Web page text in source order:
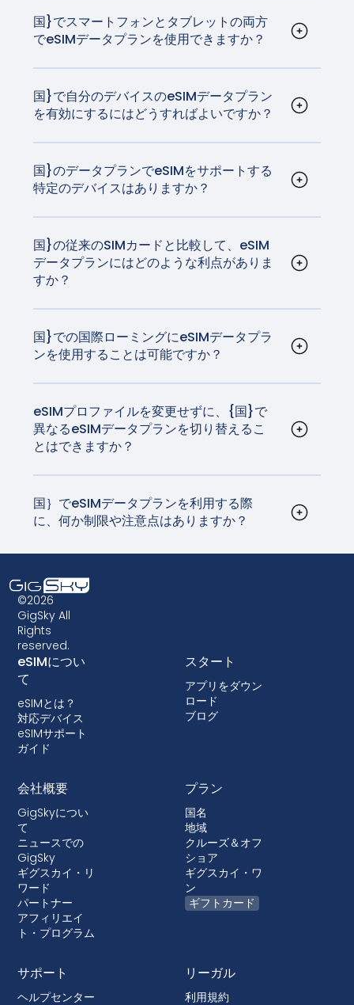
iPad（第7世代から第10世代まで）Wi-Fi +
Cellular
(M2) Wi-Fi + CellularモデルはeSIMでアクティベートさ
れ、物理的なSIMカードは搭載されていません。
応していません。
のSIMカードが行うすべてのことを行いますが、非
常に多くのスマートフォンユーザーにとって、物
話は、eSIM技術を備えています。
っており、どのようなネットサーフィンでも最速
で最も信頼性の高いネットワークをご利用いただ
国}でスマートフォンとタブレットの両方
でeSIMデータプランを使用できますか？
ト、スマートウォッチなど、さまざまなデバイス
でご利用いただけます。対応デバイスのリストは
国}で自分のデバイスのeSIMデータプラン
を有効にするにはどうすればよいですか？
す。iOSとAndroidのアクティベーション手順はこ
ちらをご覧ください。
国}のデータプランでeSIMをサポートする
特定のデバイスはありますか？
に、一部のタブレットやスマートウォッチも対応
しています。
国}の従来のSIMカードと比較して、eSIM
データプランにはどのような利点がありま
すか？
ことなくキャリアを簡単に切り替えることができ
るため、旅行者に最適です。もうSIMカードをいじ
国}での国際ローミングにeSIMデータプラ
ンを使用することは可能ですか？
は、高品質で信頼性の高いネットワークと接続
を、自国の通信事業者が請求するデータローミン
グ料金の数分の一で提供します。
eSIMプロファイルを変更せずに、{国}で
異なるeSIMデータプランを切り替えるこ
とはできますか？
とができます。これはシームレスなプロセスで、
実物SIMカードの入れ替える必要はありません。帰
深く心掛ける時代は終わりました。
国｝でeSIMデータプランを利用する際
に、何か制限や注意点はありますか？
バイスが対応していることを確認することが不可
欠です。さらに、一部の古いデバイスはeSIMテク
ノロジーに対応していない場合があるため、eSIM
データプランを選ぶ前に互換性を確認することが
非常に重要です。また、キャリアによっては、
eSIMを使用できないように端末をロックしている
場合があります。ロックはほとんどの国で許可さ
れていないが、ロックが行われる場合は、ほとん
どの場合、デバイスが融資されているポストペイ
ドプランに付属している。
©2026
GigSky All
Rights
reserved.
eSIMについ
て
eSIMとは？
対応デバイス
eSIMサポート
ガイド
スタート
アプリをダウン
ロード
ブログ
会社概要
GigSkyについ
て
ニュースでの
GigSky
ギグスカイ・リ
ワード
パートナー
アフィリエイ
ト・プログラム
プラン
国名
地域
クルーズ＆オフ
ショア
ギグスカイ・ワ
ン
ギフトカード
サポート
ヘルプセンター
リーガル
利用規約